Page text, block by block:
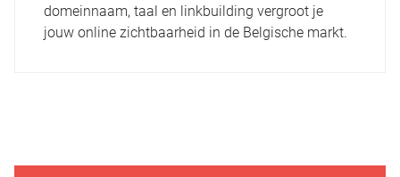
domeinnaam, taal en linkbuilding vergroot je
jouw online zichtbaarheid in de Belgische markt.